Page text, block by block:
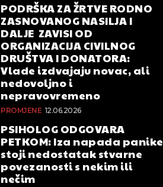
PODRŠKA ZA ŽRTVE RODNO
ZASNOVANOG NASILJA I
DALJE ZAVISI OD
ORGANIZACIJA CIVILNOG
DRUŠTVA I DONATORA:
Vlade izdvajaju novac, ali
nedovoljno i
nepravovremeno
PROMJENE 12.06.2026
PSIHOLOG ODGOVARA
PETKOM: Iza napada panike
stoji nedostatak stvarne
povezanosti s nekim ili
nečim